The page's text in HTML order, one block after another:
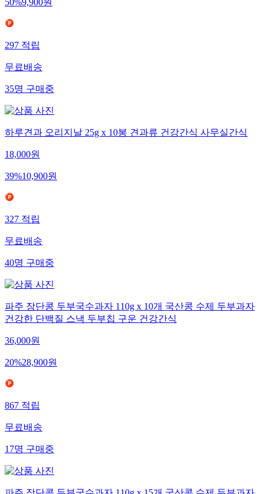
50%9,900원
297적립
무료배송
35명구매중
하루견과 오리지날 25g x 10봉 견과류 건강간식 사무실간식
18,000원
39%10,900원
327적립
무료배송
40명구매중
파주 장단콩 두부국수과자 110g x 10개 국산콩 수제 두부과자
건강한 단백질 스낵 두부칩 구운 건강간식
36,000원
20%28,900원
867적립
무료배송
17명구매중